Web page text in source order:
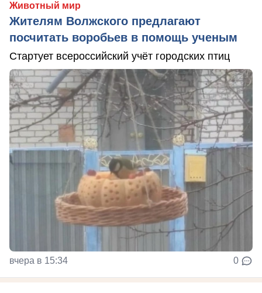
Животный мир
Жителям Волжского предлагают
посчитать воробьев в помощь ученым
Стартует всероссийский учёт городских птиц
вчера в 15:34 0